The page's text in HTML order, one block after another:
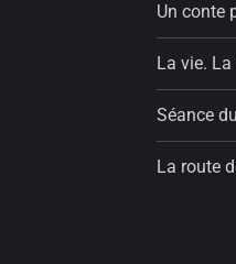
Un conte
La vie.
Séance
La route